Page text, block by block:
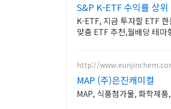
S&P K-ETF 수익률 상
K-ETF, 지금 투자할 ETF
맞춤 ETF 추천,월배당 테
http://
MAP (주)은진캐미컬
MAP, 식품첨가물, 화학제